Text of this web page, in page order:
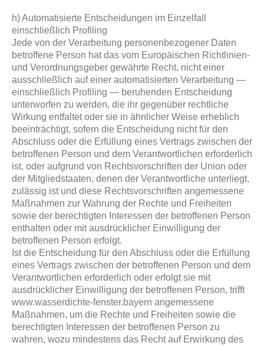
h) Automatisierte Entscheidungen im Einzelfall
einschließlich Profiling
Jede von der Verarbeitung personenbezogener Daten
betroffene Person hat das vom Europäischen Richtlinien-
und Verordnungsgeber gewährte Recht, nicht einer
ausschließlich auf einer automatisierten Verarbeitung —
einschließlich Profiling — beruhenden Entscheidung
unterworfen zu werden, die ihr gegenüber rechtliche
Wirkung entfaltet oder sie in ähnlicher Weise erheblich
beeinträchtigt, sofern die Entscheidung nicht für den
Abschluss oder die Erfüllung eines Vertrags zwischen der
betroffenen Person und dem Verantwortlichen erforderlich
ist, oder aufgrund von Rechtsvorschriften der Union oder
der Mitgliedstaaten, denen der Verantwortliche unterliegt,
zulässig ist und diese Rechtsvorschriften angemessene
Maßnahmen zur Wahrung der Rechte und Freiheiten
sowie der berechtigten Interessen der betroffenen Person
enthalten oder mit ausdrücklicher Einwilligung der
betroffenen Person erfolgt.
Ist die Entscheidung für den Abschluss oder die Erfüllung
eines Vertrags zwischen der betroffenen Person und dem
Verantwortlichen erforderlich oder erfolgt sie mit
ausdrücklicher Einwilligung der betroffenen Person, trifft
www.wasserdichte-fenster.bayern angemessene
Maßnahmen, um die Rechte und Freiheiten sowie die
berechtigten Interessen der betroffenen Person zu
wahren, wozu mindestens das Recht auf Erwirkung des